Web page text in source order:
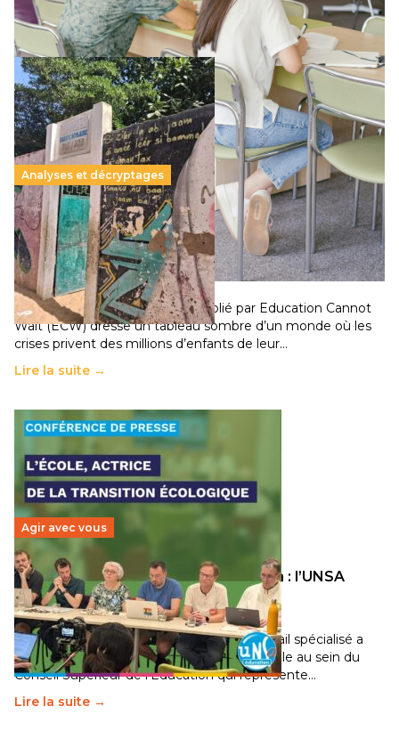
Lire la suite →
Analyses et décryptages
258 millions d’enfants victimes de la guerre, des
chocs climatiques et des déplacements de
population
11 juillet 2026- National
Un nouveau rapport mondial publié par Education Cannot
Wait (ECW) dresse un tableau sombre d’un monde où les
crises privent des millions d’enfants de leur…
Lire la suite →
Agir avec vous
Transition écologique de l’éducation : l’UNSA
Éducation fait bouger les lignes
30 juin 2026-National
Pendant plusieurs mois, un groupe de travail spécialisé a
travaillé sur la transition écologique de l’Ecole au sein du
Conseil Supérieur de l’Éducation qui représente…
Lire la suite →